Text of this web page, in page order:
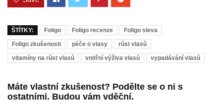
ŠTÍTKY: Foligo Foligo recenze
Foligo sleva
Foligo zkušenosti
péče o vlasy
růst vlasů
vitamíny na růst vlasů
vnitřní výživa vlasů vypadávání vlasů
Máte vlastní zkušenost? Podělte se o ni s
ostatními. Budou vám vděční.